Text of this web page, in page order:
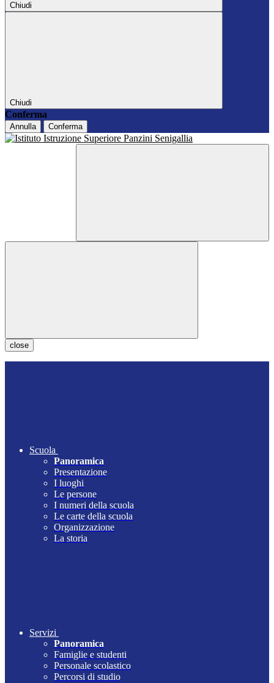
Chiudi
Chiudi
Conferma
Annulla Conferma
close
Scuola
Panoramica
Presentazione
I luoghi
Le persone
I numeri della scuola
Le carte della scuola
Organizzazione
La storia
Servizi
Panoramica
Famiglie e studenti
Personale scolastico
Percorsi di studio